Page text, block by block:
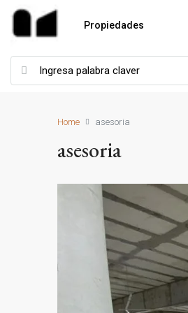
Propiedades
Home asesoria
asesoria